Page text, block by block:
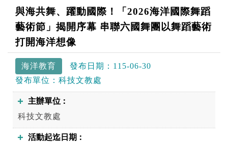
與海共舞、躍動國際！「2026海洋國際舞蹈
藝術節」揭開序幕 串聯六國舞團以舞蹈藝術
打開海洋想像
海洋教育 發布日期： 115-06-30
發布單位： 科技文教處
主辦單位
科技文教處
活動起迄日期